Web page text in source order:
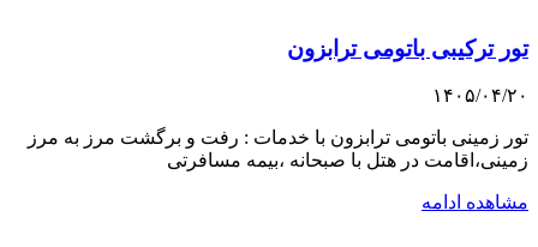
تور ترکیبی باتومی ترابزون
۱۴۰۵/۰۴/۲۰
تور زمینی باتومی ترابزون با خدمات : رفت و برگشت مرز به مرز
زمینی،اقامت در هتل با صبحانه ،بیمه مسافرتی
مشاهده ادامه